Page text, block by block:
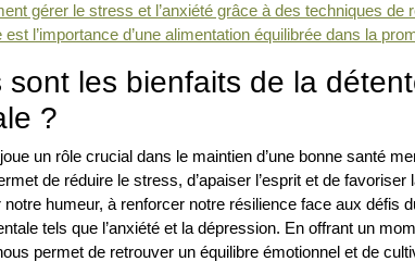
gérer le stress et l’anxiété grâce à des techniques de
est l’importance d’une alimentation équilibrée dans la
sont les bienfaits de la
?
un rôle crucial dans le maintien d’une bonne santé
de réduire le stress, d’apaiser l’esprit et de
notre humeur, à renforcer notre résilience face aux défis
tels que l’anxiété et la dépression. En offrant un
permet de retrouver un équilibre émotionnel et de